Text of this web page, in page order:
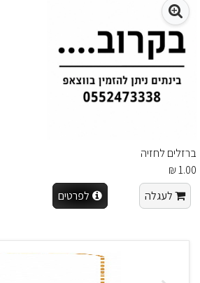
ברזלים לחזיה
1.00 ₪
לעגלה
לפרטים